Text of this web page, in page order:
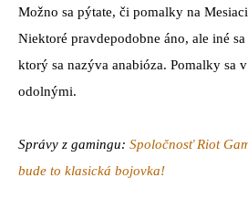
Možno sa pýtate, či pomalky na
Niektoré pravdepodobne áno, ale iné
ktorý sa nazýva anabióza. Pomalky sa
odolnými.
Správy z gamingu: Spoločnosť Riot
bude to klasická bojovka!